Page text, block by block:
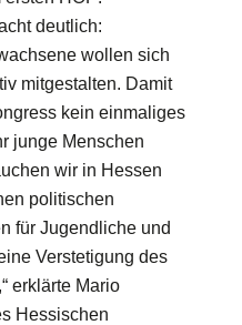
deutlich:
wollen sich
mitgestalten. Damit
kein einmaliges
junge Menschen
wir in Hessen
politischen
für Jugendliche und
Verstetigung des
erklärte Mario
Hessischen